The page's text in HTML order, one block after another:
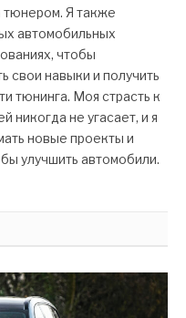
Я также
автомобильных
чтобы
свои навыки и получить
тюнинга. Моя страсть к
никогда не угасает, и я
новые проекты и
улучшить автомобили.